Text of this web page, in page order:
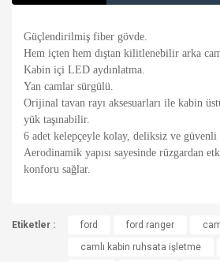
Güçlendirilmiş fiber gövde.
Hem içten hem dıştan kilitlenebilir arka
Kabin içi LED aydınlatma.
Yan camlar sürgülü.
Orijinal tavan rayı aksesuarları ile kabin
yük taşınabilir.
6 adet kelepçeyle kolay, deliksiz ve güvenli
Aerodinamik yapısı sayesinde rüzgardan
konforu sağlar.
Bu ürüne ilk yorumu siz
konularda yetersiz gördüğünüz noktaları
kullanarak tarafımıza iletebilirsiniz.
Görüş ve önerileriniz için teşekkür ederiz.
Etiketler : ford ford ranger
camlı kabin ruhsata işletme